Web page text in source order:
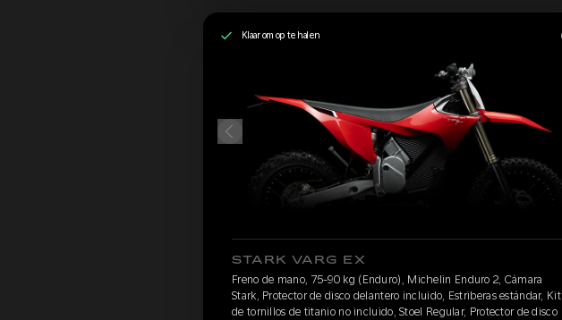
Klaar om op te halen
STARK VARG EX
Freno de mano, 75-90 kg (Enduro), Michelin Enduro 2, Cámara
Stark, Protector de disco delantero incluido, Estriberas estándar, Kit
de tornillos de titanio no incluido, Stoel Regular, Protector de disco